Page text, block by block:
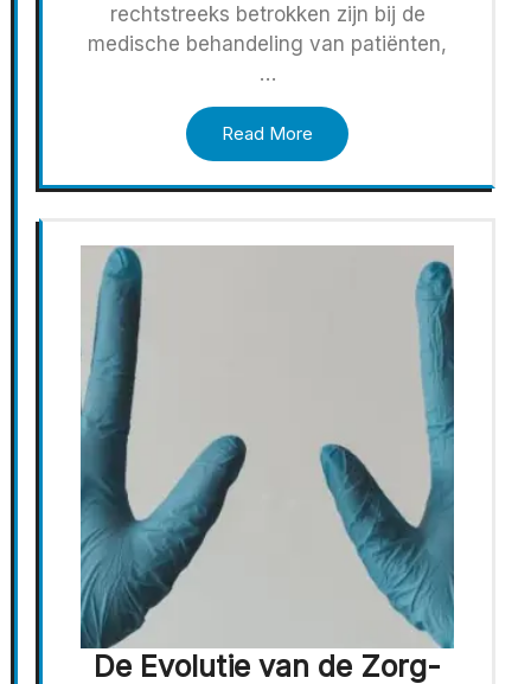
rechtstreeks betrokken zijn bij de
medische behandeling van patiënten,
…
Read More
De Evolutie van de Zorg-